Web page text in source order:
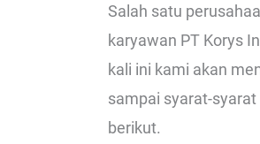
Salah satu
karyawan PT Korys
kali ini kami akan
sampai syarat-
berikut.